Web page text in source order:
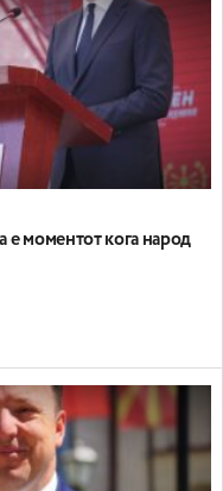
е моментот кога народ